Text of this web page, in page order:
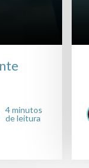
4 minutos
de leitura